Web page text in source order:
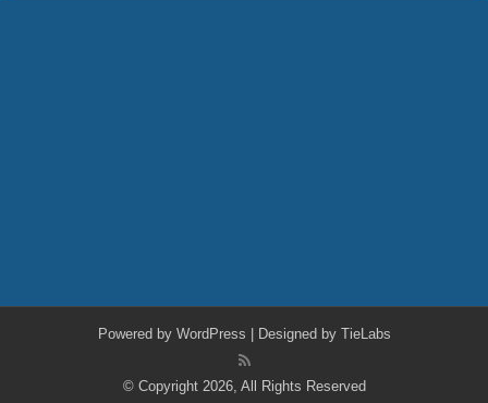
Powered by WordPress | Designed by TieLabs
© Copyright 2026, All Rights Reserved